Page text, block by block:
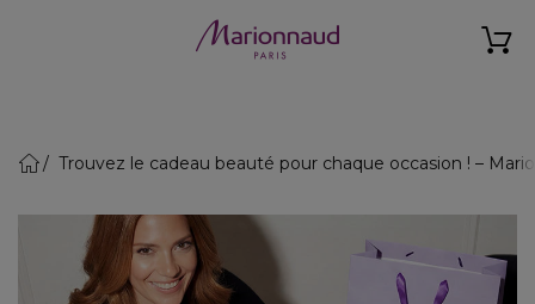
Trouvez le cadeau beauté pour chaque occasion ! –